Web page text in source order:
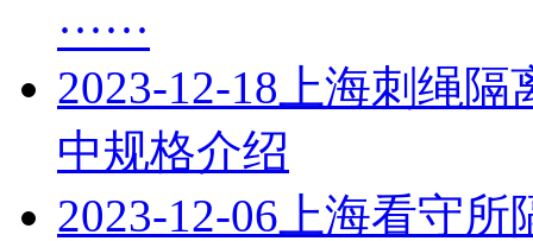
······
2023-12-18 上海刺绳
中规格介绍
2023-12-06 上海看守